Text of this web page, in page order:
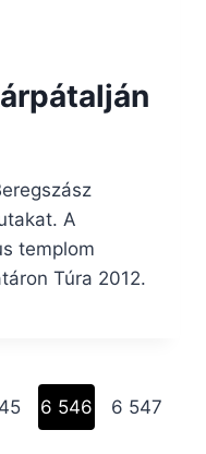
A
templom
Túra 2012.
6 546 6 547